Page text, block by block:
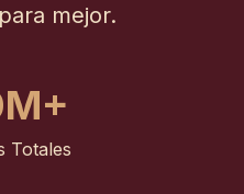
mejor.
Totales